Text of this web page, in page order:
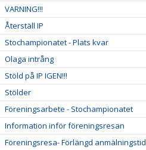
VARNING!!!
Återställ IP
Stochampionatet - Plats kvar
Olaga intrång
Stöld på IP IGEN!!!
Stölder
Föreningsarbete - Stochampionatet
Information inför föreningsresan
Föreningsresa- Förlängd anmälningstid